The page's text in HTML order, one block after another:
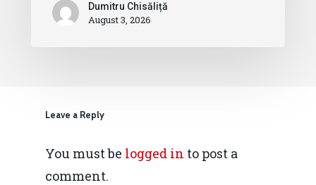
Dumitru Chisăliță
August 3, 2026
Leave a Reply
You must be logged in to post a
comment.